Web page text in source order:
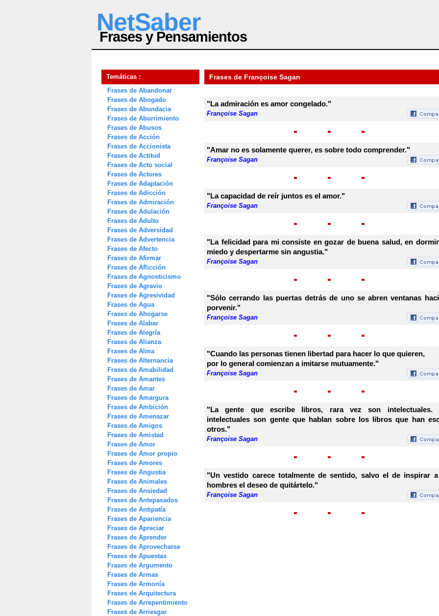
NetSaber
Frases y Pensamientos
Temáticas :
Frases de Abandonar
Frases de Abogado
Frases de Abundacia
Frases de Aburrimiento
Frases de Abusos
Frases de Acción
Frases de Accionista
Frases de Actitud
Frases de Acto social
Frases de Actores
Frases de Adaptación
Frases de Adicción
Frases de Admiración
Frases de Adulación
Frases de Adulto
Frases de Adversidad
Frases de Advertencia
Frases de Afecto
Frases de Afirmar
Frases de Aflicción
Frases de Agnosticismo
Frases de Agravio
Frases de Agresividad
Frases de Agua
Frases de Ahogarse
Frases de Alabar
Frases de Alegría
Frases de Alianza
Frases de Alma
Frases de Alternancia
Frases de Amabilidad
Frases de Amantes
Frases de Amar
Frases de Amargura
Frases de Ambición
Frases de Amenazar
Frases de Amigos
Frases de Amistad
Frases de Amor
Frases de Amor propio
Frases de Amores
Frases de Angustia
Frases de Animales
Frases de Ansiedad
Frases de Antepasados
Frases de Antipatía
Frases de Apariencia
Frases de Apreciar
Frases de Aprender
Frases de Aprovecharse
Frases de Apuestas
Frases de Argumento
Frases de Armas
Frases de Armonía
Frases de Arquitectura
Frases de Arrepentimiento
Frases de Arriesgar
Frases de Françoise Sagan
"La admiración es amor congelado."
Françoise Sagan
"Amar no es solamente querer, es sobre todo comprender."
Françoise Sagan
"La capacidad de reír juntos es el amor."
Françoise Sagan
"La felicidad para mi consiste en gozar de buena salud, en
miedo y despertarme sin angustia."
Françoise Sagan
"Sólo cerrando las puertas detrás de uno se abren ventanas
porvenir."
Françoise Sagan
"Cuando las personas tienen libertad para hacer lo que quieren,
por lo general comienzan a imitarse mutuamente."
Françoise Sagan
"La gente que escribe libros, rara vez son intelectuales.
intelectuales son gente que hablan sobre los libros que han
otros."
Françoise Sagan
"Un vestido carece totalmente de sentido, salvo el de inspirar
hombres el deseo de quitártelo."
Françoise Sagan